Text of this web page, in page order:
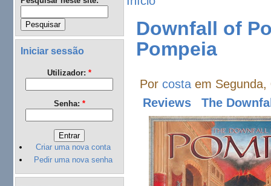
Iniciar sessão
Utilizador: *
Senha: *
Criar uma nova conta
Pedir uma nova senha
Downfall of
Pompeia
Porcosta em
Reviews
The